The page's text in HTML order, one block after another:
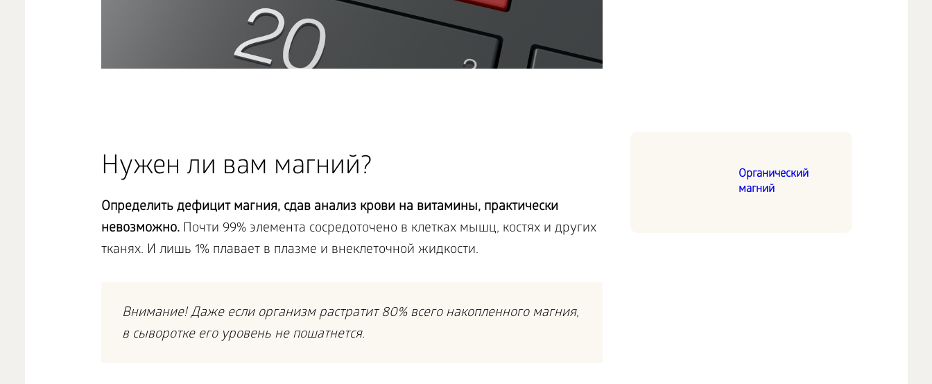
Органический
магний
Нужен ли вам магний?
Определить дефицит магния, сдав анализ крови на витамины, практически
невозможно.Почти 99% элемента сосредоточено в клетках мышц, костях и других
тканях. И лишь 1% плавает в плазме и внеклеточной жидкости.
Внимание! Даже если организм растратит 80% всего накопленного магния,
в сыворотке его уровень не пошатнется.